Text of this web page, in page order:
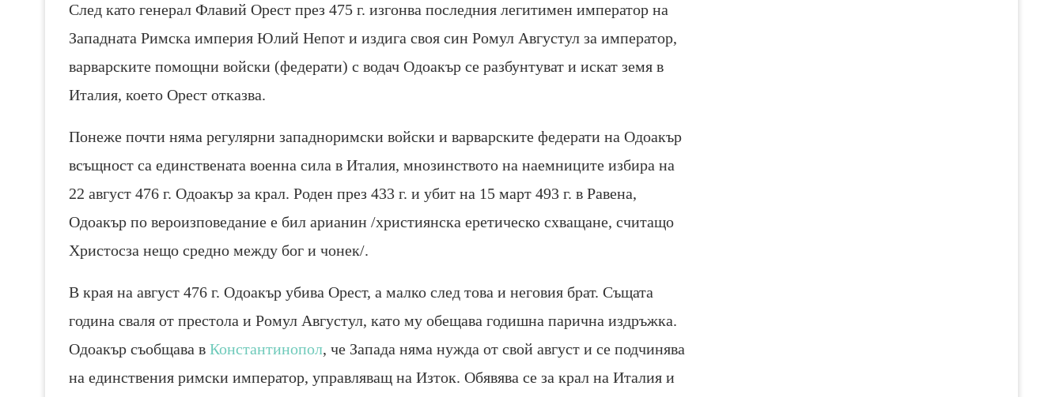
След като генерал Флавий Орест през 475 г. изгонва последния легитимен император на
Западната Римска империя Юлий Непот и издига своя син Ромул Августул за император,
варварските помощни войски (федерати) с водач Одоакър се разбунтуват и искат земя в
Италия, което Орест отказва.
Понеже почти няма регулярни западноримски войски и варварските федерати на Одоакър
всъщност са единствената военна сила в Италия, мнозинството на наемниците избира на
22 август 476 г. Одоакър за крал. Роден през 433 г. и убит на 15 март 493 г. в Равена,
Одоакър по вероизповедание е бил арианин /християнска еретическо схващане, считащо
Христосза нещо средно между бог и чонек/.
В края на август 476 г. Одоакър убива Орест, а малко след това и неговия брат. Същата
година сваля от престола и Ромул Августул, като му обещава годишна парична издръжка.
Одоакър съобщава в Константинопол, че Запада няма нужда от свой август и се подчинява
на единствения римски император, управляващ на Изток. Обявява се за крал на Италия и